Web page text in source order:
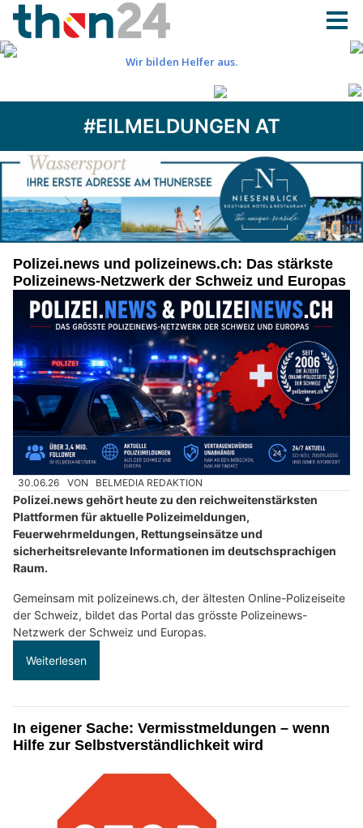
#EILMELDUNGEN AT
Polizei.news und polizeinews.ch: Das stärkste
Polizeinews-Netzwerk der Schweiz und Europas
30.06.26 VON BELMEDIA REDAKTION
Polizei.news gehört heute zu den reichweitenstärksten
Plattformen für aktuelle Polizeimeldungen,
Feuerwehrmeldungen, Rettungseinsätze und
sicherheitsrelevante Informationen im deutschsprachigen
Raum.
Gemeinsam mit polizeinews.ch, der ältesten Online-Polizeiseite
der Schweiz, bildet das Portal das grösste Polizeinews-
Netzwerk der Schweiz und Europas.
Weiterlesen
In eigener Sache: Vermisstmeldungen – wenn
Hilfe zur Selbstverständlichkeit wird